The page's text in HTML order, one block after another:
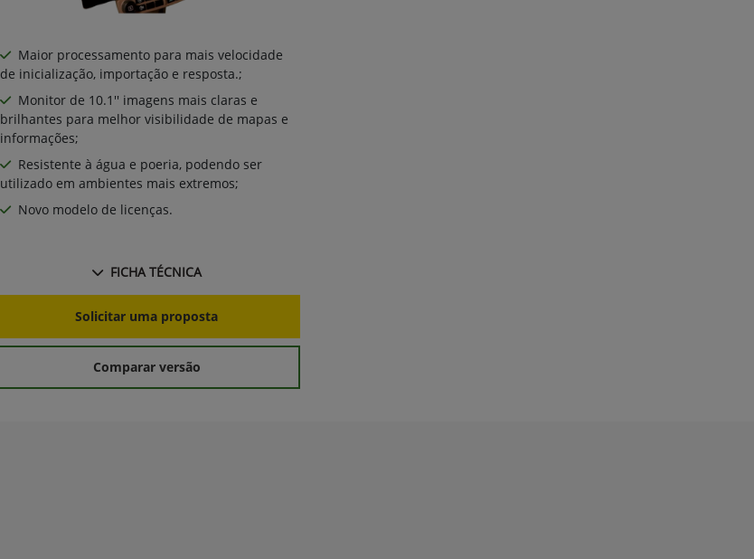
Maior processamento para mais velocidade
de inicialização, importação e resposta.;
Monitor de 10.1'' imagens mais claras e
brilhantes para melhor visibilidade de mapas e
informações;
Resistente à água e poeria, podendo ser
utilizado em ambientes mais extremos;
Novo modelo de licenças.
FICHA TÉCNICA
Solicitar uma proposta
Comparar versão